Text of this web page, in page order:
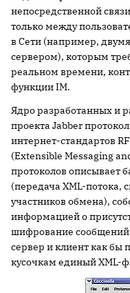
непосредственной
только между
в Сети (например,
сервером), которым
реальном времени,
функции IM.
Ядро разработанных и
проекта Jabber
интернет-стандартов
(Extensible Messaging
протоколов описывает
(передача XML-потока,
участников обмена),
информацией о
шифрование сообщений
сервер и клиент как бы
кусочкам единый XML-